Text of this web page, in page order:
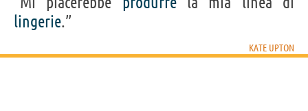
lingerie.”
KATE UPTON